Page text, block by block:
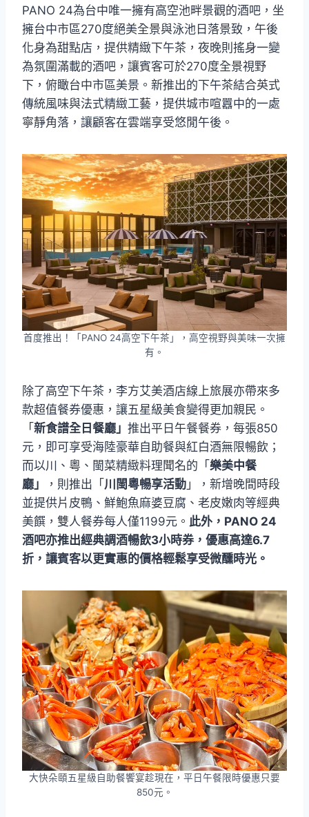
PANO 24為台中唯一擁有高空池畔景觀的酒吧，坐
擁台中市區270度絕美全景與泳池日落景致，午後
化身為甜點店，提供精緻下午茶，夜晚則搖身一變
為氛圍滿載的酒吧，讓賓客可於270度全景視野
下，俯瞰台中市區美景。新推出的下午茶結合英式
傳統風味與法式精緻工藝，提供城市喧囂中的一處
寧靜角落，讓顧客在雲端享受悠閒午後。
首度推出！「PANO 24高空下午茶」，高空視野與美味一次擁
有。
除了高空下午茶，李方艾美酒店線上旅展亦帶來多
款超值餐券優惠，讓五星級美食變得更加親民。
「新食譜全日餐廳」 推出平日午餐餐券，每張850
元，即可享受海陸豪華自助餐與紅白酒無限暢飲；
而以川、粵、閩菜精緻料理聞名的「樂美中餐
廳」
，則推出「川閩粵暢享活動 」，新增晚間時段
並提供片皮鴨、鮮鮑魚麻婆豆腐、老皮嫩肉等經典
美饌，雙人餐券每人僅1199元。 此外，PANO 24
酒吧亦推出經典調酒暢飲3小時券，優惠高達6.7
折，讓賓客以更實惠的價格輕鬆享受微醺時光。
大快朵頤五星級自助餐饗宴趁現在，平日午餐限時優惠只要
850元。